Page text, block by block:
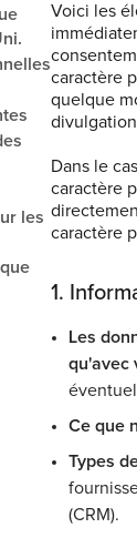
les
Voici les
caractère
quelque
Dans le
caractère
caractère
1.
Les
qu'avec
Ce que
Types
(CRM).